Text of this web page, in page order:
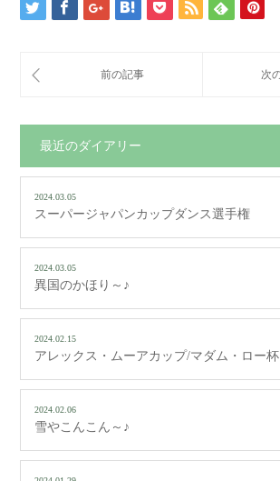
最近のダイアリー
2024.03.05
スーパージャパンカップダンス選手権
2024.03.05
異国のかほり～♪
2024.02.15
アレックス・ムーアカップ/マダム・ロー杯
2024.02.06
雪やこんこん～♪